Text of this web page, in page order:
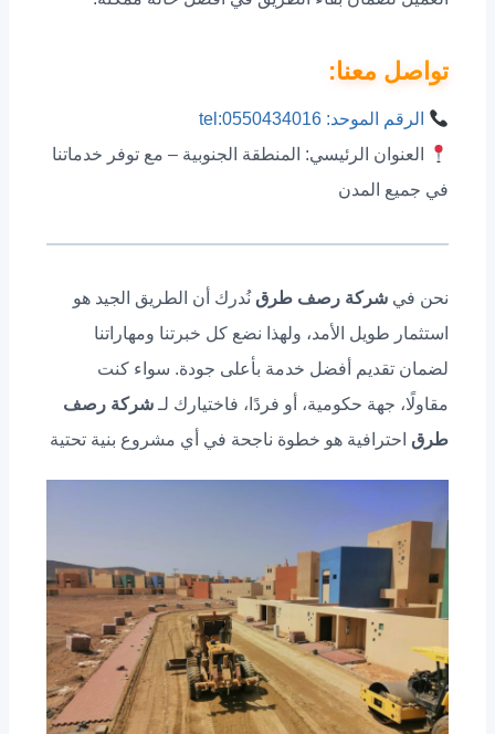
تواصل معنا:
الرقم الموحد: tel:0550434016
العنوان الرئيسي: المنطقة الجنوبية – مع توفر خدماتنا
في جميع المدن
نحن في شركة رصف طرق نُدرك أن الطريق الجيد هو
استثمار طويل الأمد، ولهذا نضع كل خبرتنا ومهاراتنا
لضمان تقديم أفضل خدمة بأعلى جودة. سواء كنت
مقاولًا، جهة حكومية، أو فردًا، فاختيارك لـ شركة رصف
طرق احترافية هو خطوة ناجحة في أي مشروع بنية تحتية